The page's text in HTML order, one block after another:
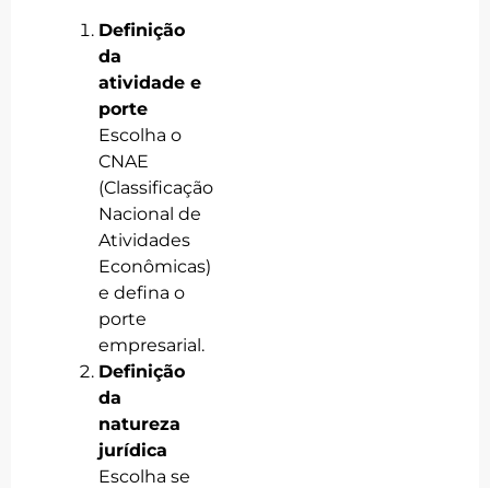
Definição
da
atividade e
porte
Escolha o
CNAE
(Classificação
Nacional de
Atividades
Econômicas)
e defina o
porte
empresarial.
Definição
da
natureza
jurídica
Escolha se